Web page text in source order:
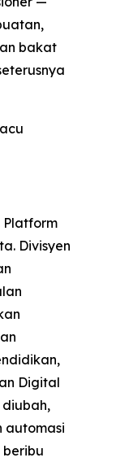
bakat
Platform
Divisyen
Digital
automasi